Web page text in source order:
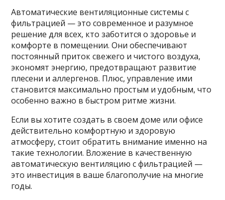
Автоматические вентиляционные системы с
фильтрацией — это современное и разумное
решение для всех, кто заботится о здоровье и
комфорте в помещении. Они обеспечивают
постоянный приток свежего и чистого воздуха,
экономят энергию, предотвращают развитие
плесени и аллергенов. Плюс, управление ими
становится максимально простым и удобным, что
особенно важно в быстром ритме жизни.
Если вы хотите создать в своем доме или офисе
действительно комфортную и здоровую
атмосферу, стоит обратить внимание именно на
такие технологии. Вложение в качественную
автоматическую вентиляцию с фильтрацией —
это инвестиция в ваше благополучие на многие
годы.